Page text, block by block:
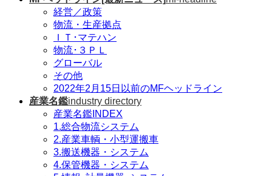
経営／政策
物流・生産拠点
ＩＴ･マテハン
物流･３ＰＬ
グローバル
その他
2022年2月15日以前のMFヘッドライン
産業名鑑industry directory
産業名鑑INDEX
1.総合物流システム
2.産業車輌・小型運搬車
3.搬送機器・システム
4.保管機器・システム